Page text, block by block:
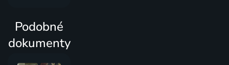
Podobné
dokumenty